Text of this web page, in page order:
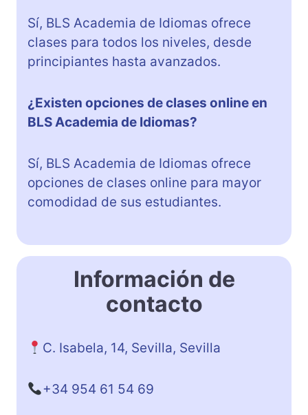
Sí, BLS Academia de Idiomas ofrece
clases para todos los niveles, desde
principiantes hasta avanzados.
¿Existen opciones de clases online en
BLS Academia de Idiomas?
Sí, BLS Academia de Idiomas ofrece
opciones de clases online para mayor
comodidad de sus estudiantes.
Información de
contacto
C. Isabela, 14, Sevilla, Sevilla
+34 954 61 54 69